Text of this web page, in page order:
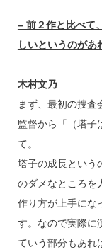
– 前２作と比べて
しいというのがあ
木村文乃
まず、最初の捜査
監督から「（塔子
て。
塔子の成長という
のダメなところを
作り方が上手にな
す。なので実際に
ていう部分もあれ